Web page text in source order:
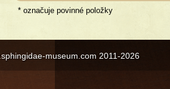
* označuje povinné položky
museum.com 2011-2026